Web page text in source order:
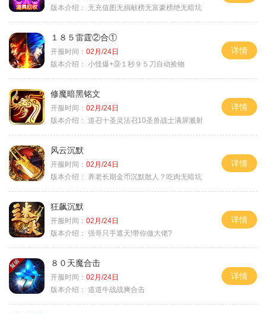
版本介绍： 无充值图无捐献榜无富豪榜绝无暗坑
１８５雷霆②合①
开服时间： 02月/24日
版本介绍： 小怪爆+⑨１秒９５刀自动捡物
详情
修魔暗黑铭文
开服时间： 02月/24日
版本介绍： 道召十圣灵法召10圣兽战士满屏溅射
详情
风云沉默
开服时间： 02月/24日
版本介绍：
养老长期金币沉默散人？吃肉无暗坑
详情
狂飙沉默
开服时间： 02月/24日
版本介绍： 强哥只手遮天!带你做大佬?
详情
８０天魔合击
开服时间： 02月/24日
版本介绍： 道道牛战战爽合击
详情